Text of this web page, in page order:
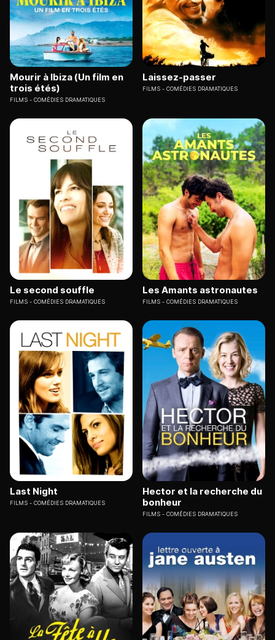
Mourir à Ibiza (Un film en
trois étés)
FILMS COMÉDIES DRAMATIQUES
Laissez-passer
FILMS COMÉDIES DRAMATIQUES
Le second souffle
FILMS COMÉDIES DRAMATIQUES
Les Amants astronautes
FILMS COMÉDIES DRAMATIQUES
Last Night
FILMS COMÉDIES DRAMATIQUES
Hector et la recherche du
bonheur
FILMS COMÉDIES DRAMATIQUES